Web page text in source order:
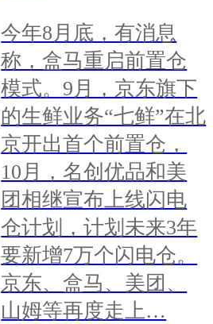
今年8月底，有消息
称，盒马重启前置仓
模式。9月，京东旗下
的生鲜业务“七鲜”在北
京开出首个前置仓，
10月，名创优品和美
团相继宣布上线闪电
仓计划，计划未来3年
要新增7万个闪电仓。
京东、盒马、美团、
山姆等再度走上…